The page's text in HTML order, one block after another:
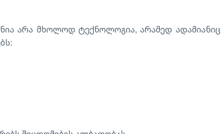
არა მხოლოდ ტექნოლოგია, არამედ ადამიანიც.